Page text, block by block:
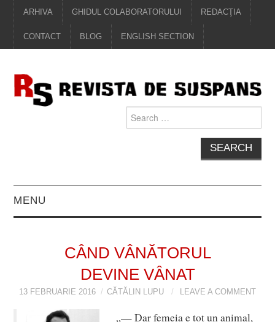
ARHIVA GHIDUL COLABORATORULUI REDACŢIA
CONTACT BLOG ENGLISH SECTION
for:
MENU
VIZIUNI ȘI SPECTRE
CÂND VÂNĂTORUL
DEVINE VÂNAT
13 FEBRUARIE 2016 CĂTĂLIN LUPU LEAVE A COMMENT
„— Dar femeia e tot un animal,